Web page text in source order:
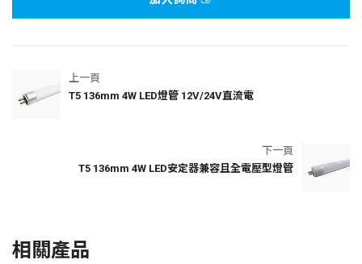
上一頁
T5 136mm 4W LED燈管 12V/24V直流電
下一頁
T5 136mm 4W LED安定器兼容且全電壓型燈管
相關產品